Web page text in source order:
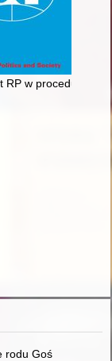
Koszarawa =
RP w procedurze
2
rodu Goś